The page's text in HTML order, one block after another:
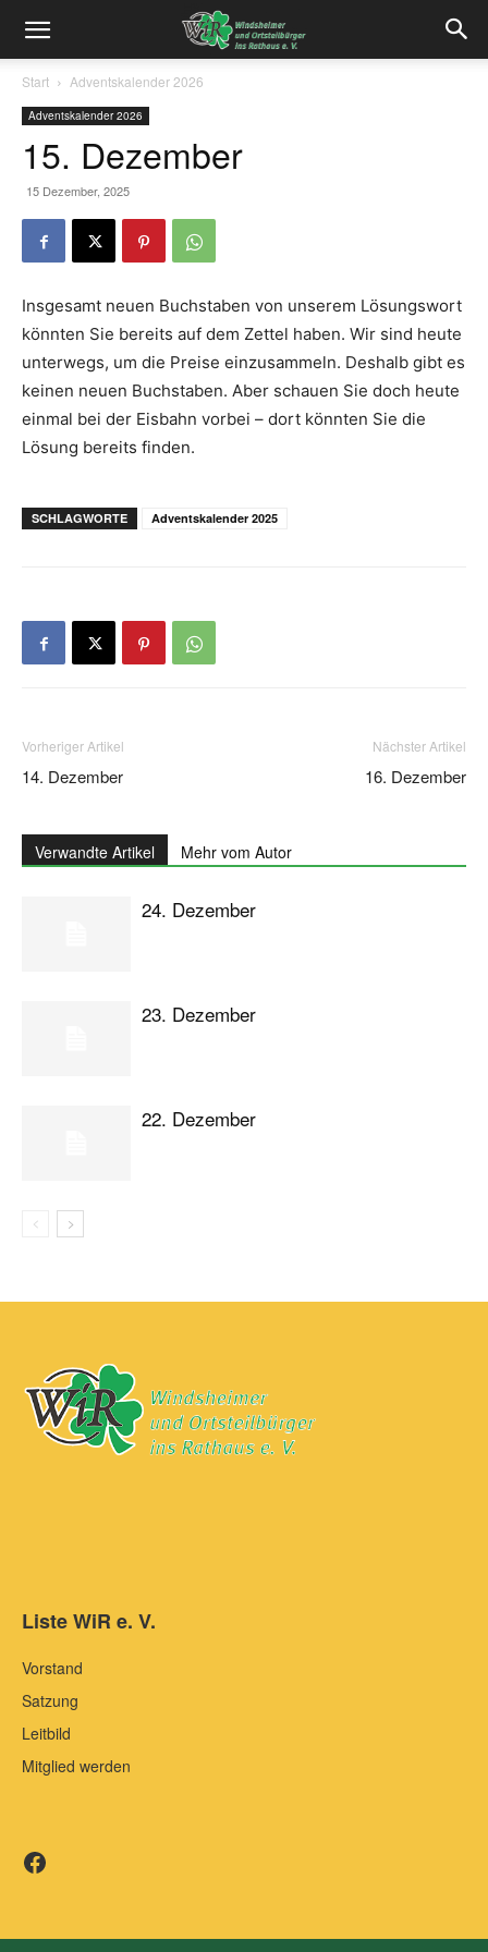
Start Adventskalender 2026
Adventskalender 2026
15. Dezember
15 Dezember, 2025
Insgesamt neuen Buchstaben von unserem Lösungswort
könnten Sie bereits auf dem Zettel haben. Wir sind heute
unterwegs, um die Preise einzusammeln. Deshalb gibt es
keinen neuen Buchstaben. Aber schauen Sie doch heute
einmal bei der Eisbahn vorbei – dort könnten Sie die
Lösung bereits finden.
SCHLAGWORTE Adventskalender 2025
Vorheriger Artikel
14. Dezember
Nächster Artikel
16. Dezember
Verwandte Artikel Mehr vom Autor
24. Dezember
23. Dezember
22. Dezember
Liste WiR e. V.
Vorstand
Satzung
Leitbild
Mitglied werden
Liste WiR auf Facebook